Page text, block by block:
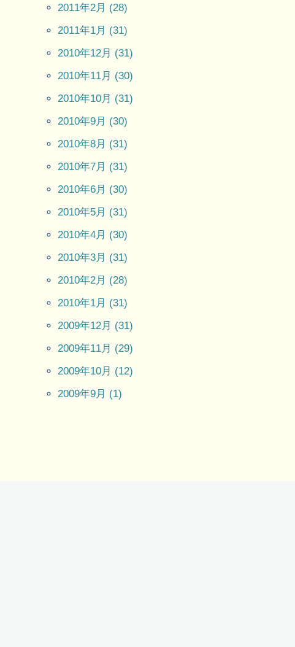
2011年2月 (28)
2011年1月 (31)
2010年12月 (31)
2010年11月 (30)
2010年10月 (31)
2010年9月 (30)
2010年8月 (31)
2010年7月 (31)
2010年6月 (30)
2010年5月 (31)
2010年4月 (30)
2010年3月 (31)
2010年2月 (28)
2010年1月 (31)
2009年12月 (31)
2009年11月 (29)
2009年10月 (12)
2009年9月 (1)